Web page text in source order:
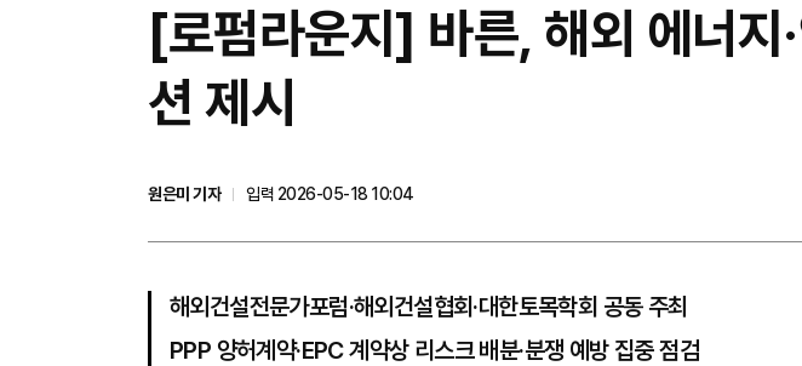
[로펌라운지] 바른, 해외 에너지
션 제시
원은미 기자
입력 2026-05-18 10:04
해외건설전문가포럼·해외건설협회·대한토목학회 공동 주최
PPP 양허계약·EPC 계약상 리스크 배분·분쟁 예방 집중 점검